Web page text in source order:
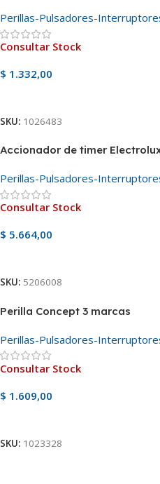
Perillas-Pulsadores-
Consultar Stock
$ 1.332,00
SKU: 1026483
Accionador de timer
Perillas-Pulsadores-
Consultar Stock
$ 5.664,00
SKU: 5206008
Perilla Concept 3 marcas
Perillas-Pulsadores-
Consultar Stock
$ 1.609,00
SKU: 1023328